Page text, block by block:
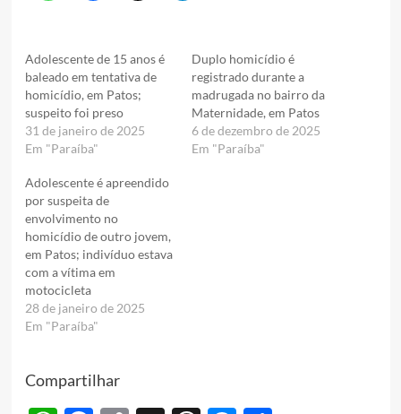
Adolescente de 15 anos é
baleado em tentativa de
homicídio, em Patos;
suspeito foi preso
31 de janeiro de 2025
Em "Paraíba"
Duplo homicídio é
registrado durante a
madrugada no bairro da
Maternidade, em Patos
6 de dezembro de 2025
Em "Paraíba"
Adolescente é apreendido
por suspeita de
envolvimento no
homicídio de outro jovem,
em Patos; indivíduo estava
com a vítima em
motocicleta
28 de janeiro de 2025
Em "Paraíba"
Compartilhar